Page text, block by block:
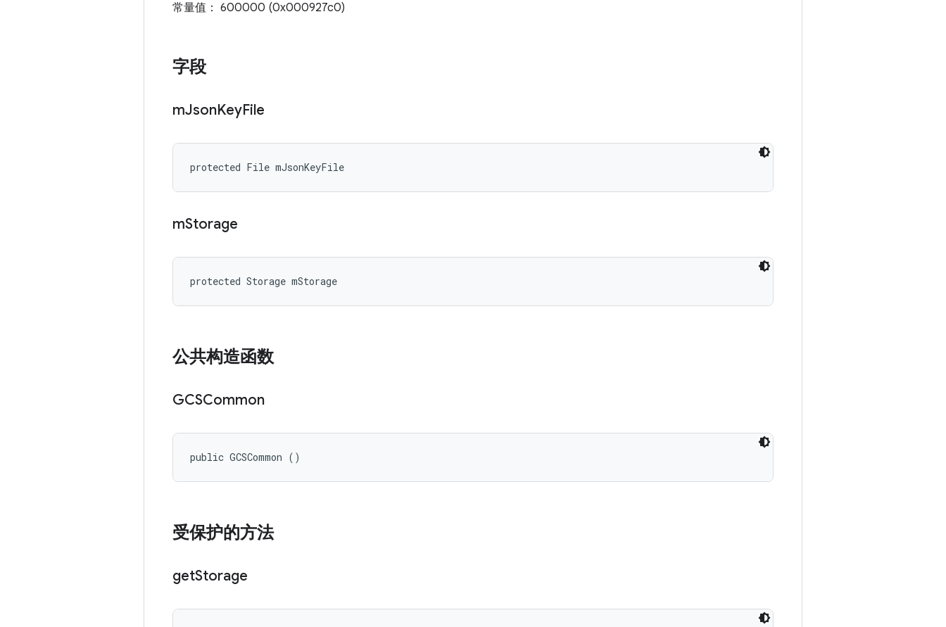
常量值： 600000 (0x000927c0)
字段
mJsonKeyFile
protected File mJsonKeyFile
mStorage
protected Storage mStorage
公共构造函数
GCSCommon
public GCSCommon ()
受保护的方法
getStorage